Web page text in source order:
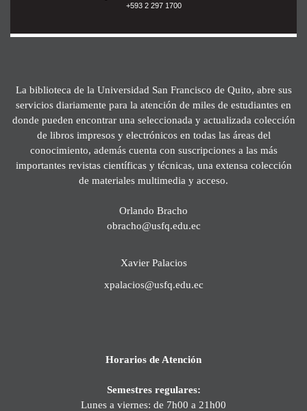
+593 2 297 1700
La biblioteca de la Universidad San Francisco de Quito, abre sus
servicios diariamente para la atención de miles de estudiantes en
donde pueden encontrar una seleccionada y actualizada colección
de libros impresos y electrónicos en todas las áreas del
conocimiento, además cuenta con suscripciones a las más
importantes revistas científicas y técnicas, una extensa colección
de materiales multimedia y acceso.
Orlando Bracho
obracho@usfq.edu.ec
Xavier Palacios
xpalacios@usfq.edu.ec
Horarios de Atención
Semestres regulares:
Lunes a viernes: de 7h00 a 21h00